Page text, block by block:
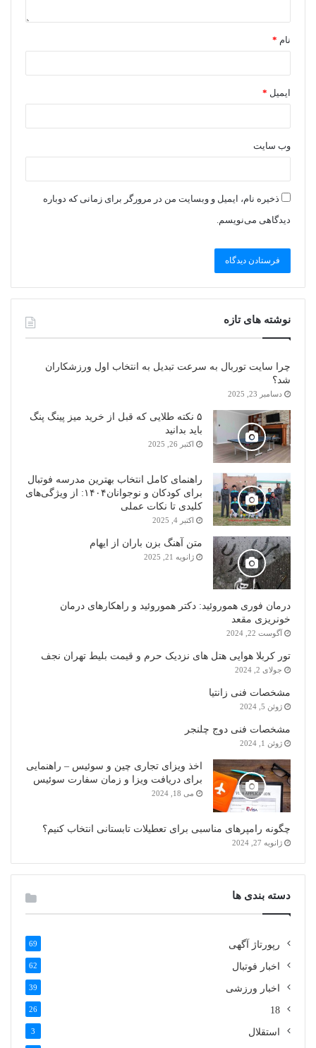
نام *
ایمیل *
وب‌ سایت
ذخیره نام، ایمیل و وبسایت من در مرورگر برای زمانی که دوباره
دیدگاهی می‌نویسم.
نوشته های تازه
چرا سایت توربال به ‌سرعت تبدیل به انتخاب اول ورزشکاران
شد؟
دسامبر 23, 2025
۵ نکته طلایی که قبل از خرید میز پینگ پنگ
باید بدانید
اکتبر 26, 2025
راهنمای کامل انتخاب بهترین مدرسه فوتبال
برای کودکان و نوجوانان۱۴۰۴: از ویژگی‌های
کلیدی تا نکات عملی
اکتبر 4, 2025
متن آهنگ بزن باران از ایهام
ژانویه 21, 2025
درمان فوری هموروئید: دکتر هموروئید و راهکارهای درمان
خونریزی مقعد
آگوست 22, 2024
تور کربلا هوایی هتل های نزدیک حرم و قیمت بلیط تهران نجف
جولای 2, 2024
مشخصات فنی زانتیا
ژوئن 5, 2024
مشخصات فنی دوج چلنجر
ژوئن 1, 2024
اخذ ویزای تجاری چین و سوئیس – راهنمایی
برای دریافت ویزا و زمان سفارت سوئیس
می 18, 2024
چگونه رامپرهای مناسبی برای تعطیلات تابستانی انتخاب کنیم؟
ژانویه 27, 2024
دسته بندی ها
رپورتاژ آگهی 69
اخبار فوتبال 62
اخبار ورزشی 39
18
26
استقلال 3